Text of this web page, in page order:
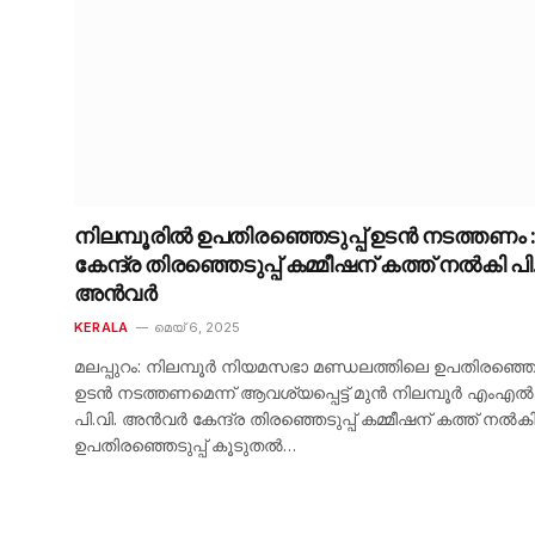
നിലമ്പൂരിൽ ഉപതിരഞ്ഞെടുപ്പ് ഉടൻ നടത്തണം :
കേന്ദ്ര തിരഞ്ഞെടുപ്പ് കമ്മീഷന് കത്ത് നൽകി
അൻവർ
KERALA മെയ്‌ 6, 2025
മലപ്പുറം: നിലമ്പൂർ നിയമസഭാ മണ്ഡലത്തിലെ
ഉടൻ നടത്തണമെന്ന് ആവശ്യപ്പെട്ട് മുൻ നിലമ്പൂർ
പി.വി. അൻവർ കേന്ദ്ര തിരഞ്ഞെടുപ്പ് കമ്മീഷന് കത്ത്
ഉപതിരഞ്ഞെടുപ്പ് കൂടുതൽ…